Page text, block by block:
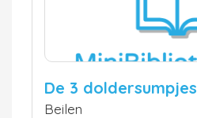
De 3 doldersumpjes
Beilen